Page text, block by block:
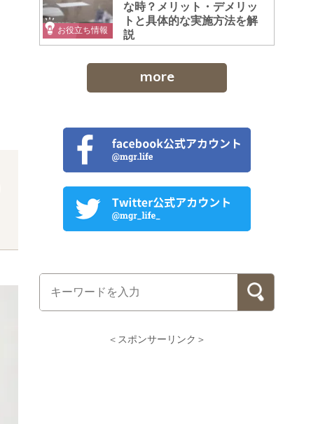
お役立ち情報
な時？メリット・デメリッ
トと具体的な実施方法を解
説
more
＜スポンサーリンク＞